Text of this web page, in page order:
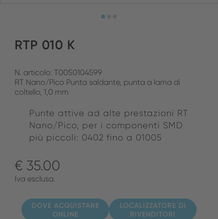
RTP 010 K
N. articolo: T0050104599
RT Nano/Pico Punta saldante, punta a lama di
coltello, 1,0 mm
Punte attive ad alte prestazioni RT
Nano/Pico, per i componenti SMD
più piccoli: 0402 fino a 01005
€ 35.00
Iva esclusa.
DOVE ACQUISTARE
ONLINE
LOCALIZZATORE DI
RIVENDITORI